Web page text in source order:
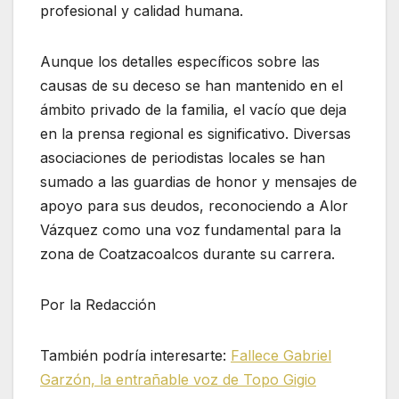
profesional y calidad humana.
Aunque los detalles específicos sobre las
causas de su deceso se han mantenido en el
ámbito privado de la familia, el vacío que deja
en la prensa regional es significativo. Diversas
asociaciones de periodistas locales se han
sumado a las guardias de honor y mensajes de
apoyo para sus deudos, reconociendo a Alor
Vázquez como una voz fundamental para la
zona de Coatzacoalcos durante su carrera.
Por la Redacción
También podría interesarte: Fallece Gabriel
Garzón, la entrañable voz de Topo Gigio